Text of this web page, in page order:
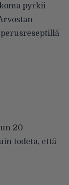
pyrkii
20
todeta, että